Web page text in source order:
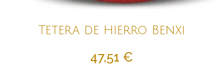
Tetera de Hierro Benxi
47,51 €